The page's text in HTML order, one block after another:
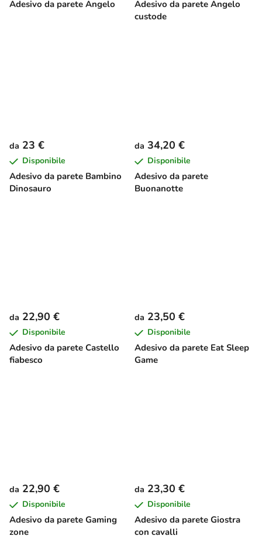
Adesivo da parete Angelo
Adesivo da parete Angelo
custode
Adesivo da parete Bambino
Dinosauro
da 23 €
Disponibile
Adesivo da parete
Buonanotte
da 34,20 €
Disponibile
Adesivo da parete Castello
fiabesco
da 22,90 €
Disponibile
Adesivo da parete Eat Sleep
Game
da 23,50 €
Disponibile
Adesivo da parete Gaming
zone
da 22,90 €
Disponibile
Adesivo da parete Giostra
con cavalli
da 23,30 €
Disponibile